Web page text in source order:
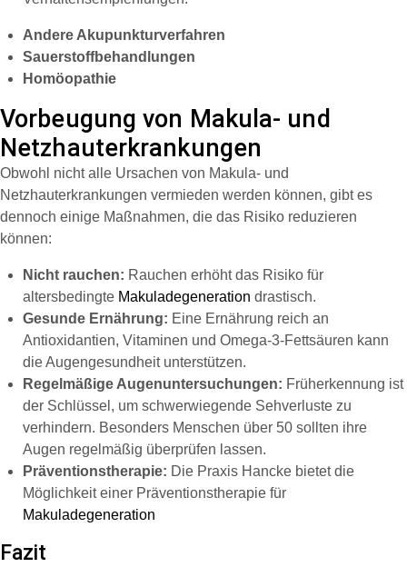
Andere Akupunkturverfahren
Sauerstoffbehandlungen
Homöopathie
Vorbeugung von Makula- und
Netzhauterkrankungen
Obwohl nicht alle Ursachen von Makula- und
Netzhauterkrankungen vermieden werden können, gibt es
dennoch einige Maßnahmen, die das Risiko reduzieren
können:
Nicht rauchen: Rauchen erhöht das Risiko für
altersbedingte Makuladegeneration drastisch.
Gesunde Ernährung: Eine Ernährung reich an
Antioxidantien, Vitaminen und Omega-3-Fettsäuren kann
die Augengesundheit unterstützen.
Regelmäßige Augenuntersuchungen: Früherkennung ist
der Schlüssel, um schwerwiegende Sehverluste zu
verhindern. Besonders Menschen über 50 sollten ihre
Augen regelmäßig überprüfen lassen.
Präventionstherapie: Die Praxis Hancke bietet die
Möglichkeit einer Präventionstherapie für
Makuladegeneration
Fazit